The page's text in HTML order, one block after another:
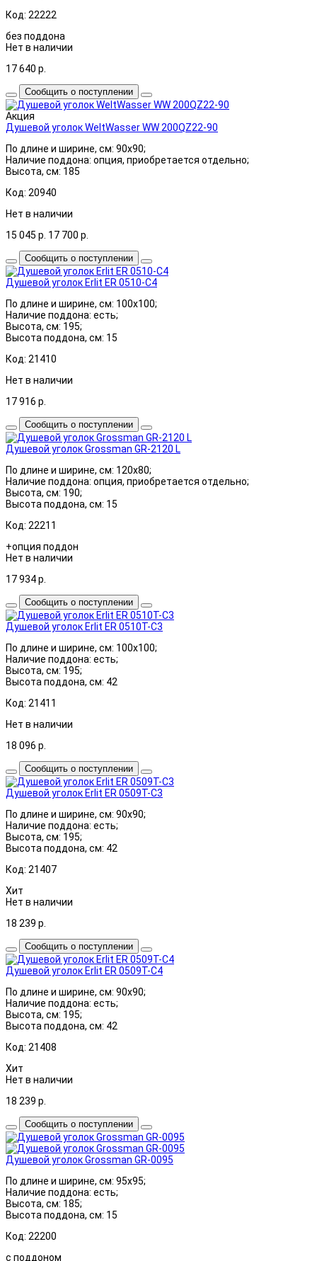
Код: 22222
без поддона
Нет в наличии
17 640 р.
Сообщить о поступлении
Акция
Душевой уголок WeltWasser WW 200QZ22-90
По длине и ширине, см: 90x90;
Наличие поддона: опция, приобретается отдельно;
Высота, см: 185
Код: 20940
Нет в наличии
15 045 р. 17 700 р.
Сообщить о поступлении
Душевой уголок Erlit ER 0510-C4
По длине и ширине, см: 100x100;
Наличие поддона: есть;
Высота, см: 195;
Высота поддона, см: 15
Код: 21410
Нет в наличии
17 916 р.
Сообщить о поступлении
Душевой уголок Grossman GR-2120 L
По длине и ширине, см: 120x80;
Наличие поддона: опция, приобретается отдельно;
Высота, см: 190;
Высота поддона, см: 15
Код: 22211
+опция поддон
Нет в наличии
17 934р.
Сообщить о поступлении
Душевой уголок Erlit ER 0510T-C3
По длине и ширине, см: 100x100;
Наличие поддона: есть;
Высота, см: 195;
Высота поддона, см: 42
Код: 21411
Нет в наличии
18 096 р.
Сообщить о поступлении
Душевой уголок Erlit ER 0509T-C3
По длине и ширине, см: 90x90;
Наличие поддона: есть;
Высота, см: 195;
Высота поддона, см: 42
Код: 21407
Хит
Нет в наличии
18 239 р.
Сообщить о поступлении
Душевой уголок Erlit ER 0509T-C4
По длине и ширине, см: 90x90;
Наличие поддона: есть;
Высота, см: 195;
Высота поддона, см: 42
Код: 21408
Хит
Нет в наличии
18 239 р.
Сообщить о поступлении
Душевой уголок Grossman GR-0095
По длине и ширине, см: 95x95;
Наличие поддона: есть;
Высота, см: 185;
Высота поддона, см: 15
Код: 22200
с поддоном